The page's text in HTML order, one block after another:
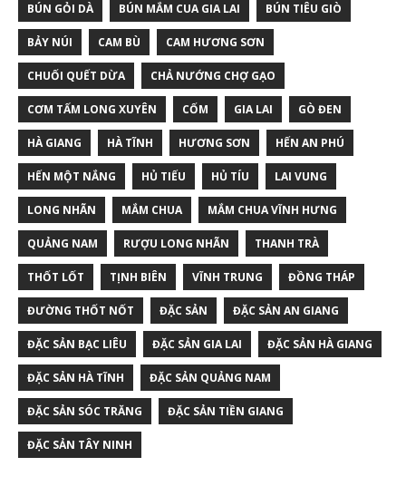
BÚN GỎI DÀ BÚN MẮM CUA GIA LAI BÚN TIÊU GIÒ
BẢY NÚI CAM BÙ CAM HƯƠNG SƠN
CHUỐI QUẾT DỪA CHẢ NƯỚNG CHỢ GẠO
CƠM TẤM LONG XUYÊN CỐM GIA LAI GÒ ĐEN
HÀ GIANG HÀ TĨNH HƯƠNG SƠN HẾN AN PHÚ
HẾN MỘT NẮNG HỦ TIẾU HỦ TÍU LAI VUNG
LONG NHÃN MẮM CHUA MẮM CHUA VĨNH HƯNG
QUẢNG NAM RƯỢU LONG NHÃN THANH TRÀ
THỐT LỐT TỊNH BIÊN VĨNH TRUNG ĐỒNG THÁP
ĐƯỜNG THỐT NỐT ĐẶC SẢN ĐẶC SẢN AN GIANG
ĐẶC SẢN BẠC LIÊU ĐẶC SẢN GIA LAI ĐẶC SẢN HÀ GIANG
ĐẶC SẢN HÀ TĨNH ĐẶC SẢN QUẢNG NAM
ĐẶC SẢN SÓC TRĂNG ĐẶC SẢN TIỀN GIANG
ĐẶC SẢN TÂY NINH